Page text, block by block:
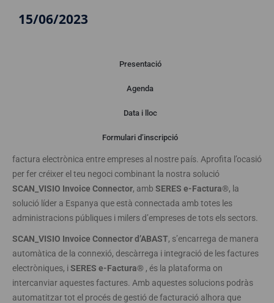
15/06/2023
Presentació
Agenda
Data i lloc
Formulari d’inscripció
converteix en obligatòria la utilització de la
factura electrònica entre empreses al nostre país. Aprofita l’ocasió
per fer créixer el teu negoci combinant la nostra solució
SCAN_VISIO Invoice Connector, amb SERES e-Factura®, la
solució líder a Espanya que està connectada amb totes les
administracions públiques i milers d’empreses de tots els sectors.
SCAN_VISIO Invoice Connector d’ABAST, s’encarrega de manera
automàtica de la connexió, descàrrega i integració de les factures
electròniques, iSERES e-Factura® , és la plataforma on
intercanviar aquestes factures. Amb aquestes solucions podràs
automatitzar tot el procés de gestió de facturació alhora que